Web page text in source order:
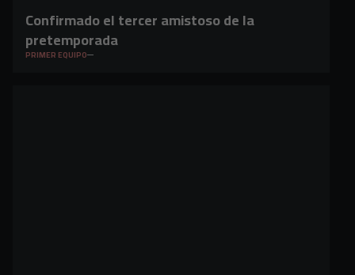
Confirmado el tercer amistoso de la
pretemporada
PRIMER EQUIPO